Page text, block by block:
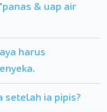
& uap air
harus
setelah ia pipis?